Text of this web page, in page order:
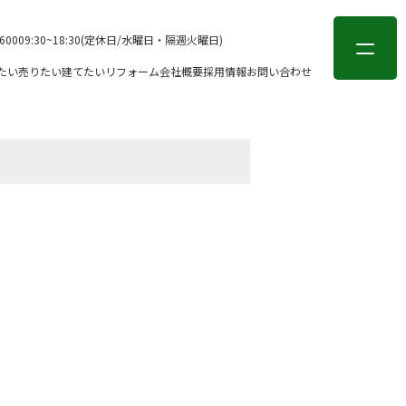
9:30~18:30(定休日/水曜日・隔週火曜日)
い売りたい建てたいリフォーム会社概要採用情報お問い合わせ
会員登録 ログイン